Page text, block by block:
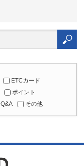
ETCカード
ポイント
Q&A その他